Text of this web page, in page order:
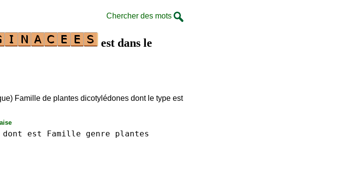
Chercher des mots
est dans le
Famille de plantes dicotylédones dont le type est
dont est Famille genre
plantes